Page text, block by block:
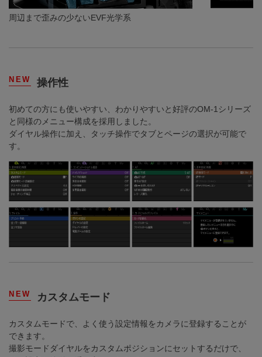
周辺まで歪みの少ないEVF光学系
NEW 操作性
初めての方にも使いやすい、わかりやすいと好評のOM-1シリーズ
と同様のメニュー構成を採用しました。
ダイヤル操作に加え、タッチ操作でタブとページの選択が可能で
す。
NEW カスタムモード
カスタムモードで、よく使う設定情報をカメラに登録することが
できます。
撮影モードダイヤルをカスタムポジションにセットするだけで、